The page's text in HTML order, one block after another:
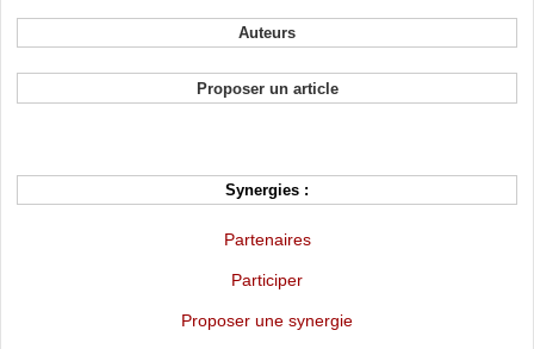
Auteurs
Proposer un article
Synergies :
Partenaires
Participer
Proposer une synergie